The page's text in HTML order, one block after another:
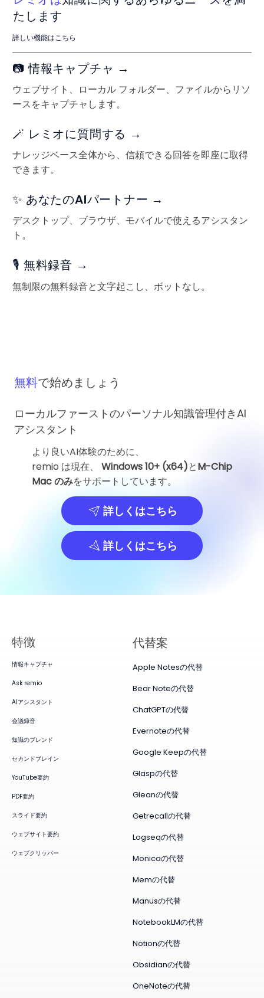
たします
詳しい機能はこちら
📷 情報キャプチャ →
ウェブサイト、ローカル フォルダー、ファイルからリソ
ースをキャプチャします。
🪄 レミオに質問する →
ナレッジベース全体から、信頼できる回答を即座に取得
できます。
✨ あなたのAIパートナー →
デスクトップ、ブラウザ、モバイルで使えるアシスタン
ト。
🎙️ 無料録音 →
無制限の無料録音と文字起こし、ボットなし。
無料で始めましょう
ローカルファーストのパーソナル知識管理付きAI
アシスタント
より良いAI体験のために、
remio は現在、 Windows 10+ (x64)とM-Chip
Mac のみをサポートしています。
詳しくはこちら
詳しくはこちら
特徴
情報キャプチャ
Ask remio
AIアシスタント
会議録音
知識のブレンド
セカンドブレイン
YouTube要約
PDF要約
スライド要約
ウェブサイト要約
ウェブクリッパー
代替案
Apple Notesの代替
Bear Noteの代替
ChatGPTの代替
Evernoteの代替
Google Keepの代替
Glaspの代替
Gleanの代替
Getrecallの代替
Logseqの代替
Monicaの代替
Memの代替
Manusの代替
NotebookLMの代替
Notionの代替
Obsidianの代替
OneNoteの代替